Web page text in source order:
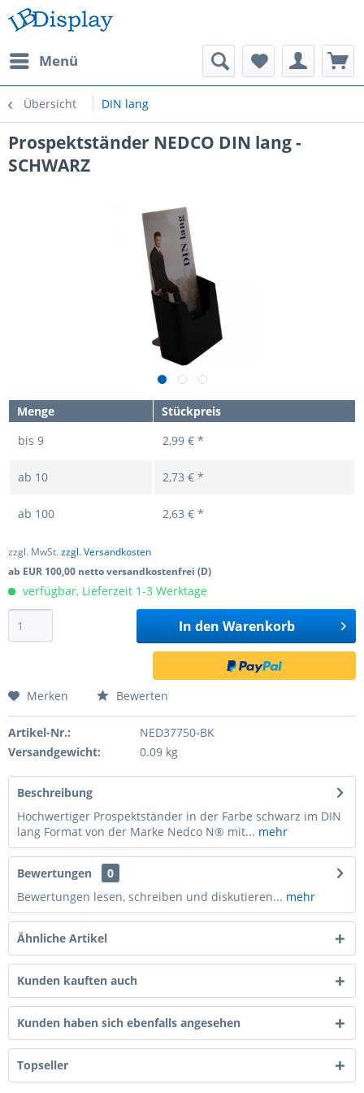
Menü
Übersicht DIN lang
Prospektständer NEDCO DIN lang -
SCHWARZ
Menge
Stückpreis
bis 9 2,99 € *
ab 10 2,73 € *
ab 100 2,63 € *
zzgl. MwSt.zzgl. Versandkosten
ab EUR 100,00 netto versandkostenfrei (D)
verfügbar, Lieferzeit 1-3 Werktage
In den Warenkorb
Merken Bewerten
Artikel-Nr.:
NED37750-BK
Versandgewicht:
0.09 kg
Beschreibung
Hochwertiger Prospektständer in der Farbe schwarz im DIN
lang Format von der Marke Nedco N® mit... mehr
Bewertungen
0
Bewertungen lesen, schreiben und diskutieren... mehr
Ähnliche Artikel
Kunden kauften auch
Kunden haben sich ebenfalls angesehen
Topseller